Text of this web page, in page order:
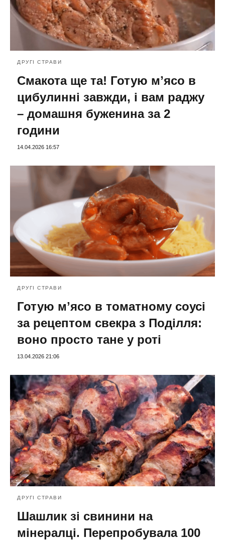
ДРУГІ СТРАВИ
Смакота ще та! Готую мʼясо в
цибулинні завжди, і вам раджу
– домашня буженина за 2
години
14.04.2026 16:57
ДРУГІ СТРАВИ
Готую мʼясо в томатному соусі
за рецептом свекра з Поділля:
воно просто тане у роті
13.04.2026 21:06
ДРУГІ СТРАВИ
Шашлик зі свинини на
мінералці. Перепробувала 100